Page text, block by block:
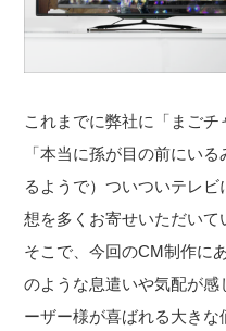
これまでに弊社に「まご
「本当に孫が目の前にい
るようで）ついついテレ
想を多くお寄せいただいて
そこで、今回のCM制作に
のような息遣いや気配が
ーザー様が喜ばれる大き